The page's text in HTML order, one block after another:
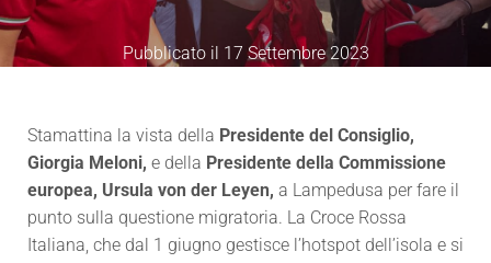
Pubblicato il 17 Settembre 2023
Stamattina la vista della Presidente del Consiglio,
Giorgia Meloni, e della Presidente della Commissione
europea, Ursula von der Leyen, a Lampedusa per fare il
punto sulla questione migratoria. La Croce Rossa
Italiana, che dal 1 giugno gestisce l’hotspot dell’isola e si